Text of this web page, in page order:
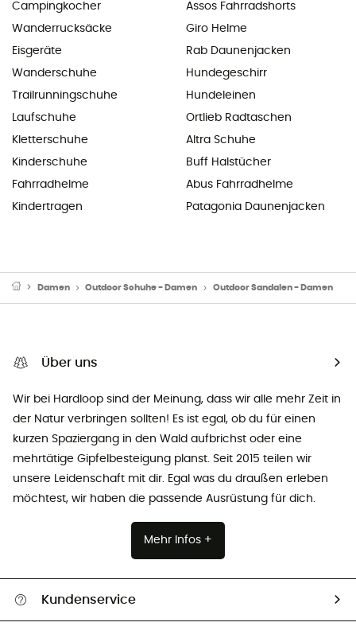
Campingkocher
Wanderrucksäcke
Eisgeräte
Wanderschuhe
Trailrunningschuhe
Laufschuhe
Kletterschuhe
Kinderschuhe
Fahrradhelme
Kindertragen
Assos Fahrradshorts
Giro Helme
Rab Daunenjacken
Hundegeschirr
Hundeleinen
Ortlieb Radtaschen
Altra Schuhe
Buff Halstücher
Abus Fahrradhelme
Patagonia Daunenjacken
Damen Outdoor Schuhe - Damen Outdoor Sandalen - Damen
Über uns
Wir bei Hardloop sind der Meinung, dass wir alle mehr Zeit in
der Natur verbringen sollten! Es ist egal, ob du für einen
kurzen Spaziergang in den Wald aufbrichst oder eine
mehrtätige Gipfelbesteigung planst. Seit 2015 teilen wir
unsere Leidenschaft mit dir. Egal was du draußen erleben
möchtest, wir haben die passende Ausrüstung für dich.
Mehr Infos +
Kundenservice